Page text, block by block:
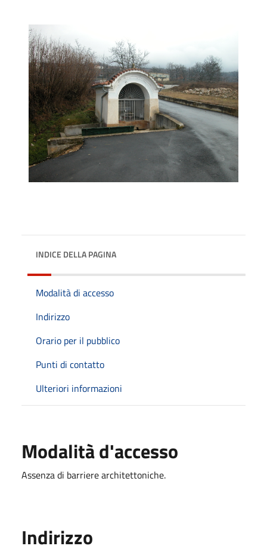
INDICE DELLA PAGINA
Modalità di accesso
Indirizzo
Orario per il pubblico
Punti di contatto
Ulteriori informazioni
Modalità d'accesso
Assenza di barriere architettoniche.
Indirizzo